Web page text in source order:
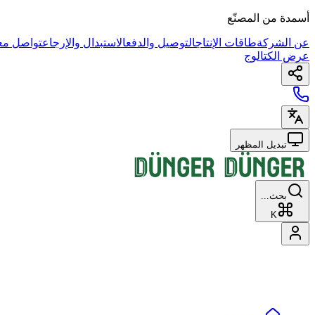
أسمدة من المصنّع
عن الشركةطاقات الإنتاجالتوصيل والدفعالاستبدال والإرجاعتواصل
عرض الكتالوج
تبديل المظهر
بحث...
K